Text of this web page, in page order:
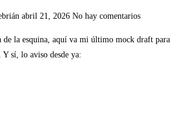
abril 21, 2026 No hay comentarios
de la esquina, aquí va mi último mock draft para
sí, lo aviso desde ya: